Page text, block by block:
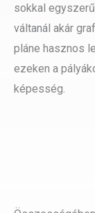
sokkal
váltanál akár
pláne hasznos
ezeken a
képesség.